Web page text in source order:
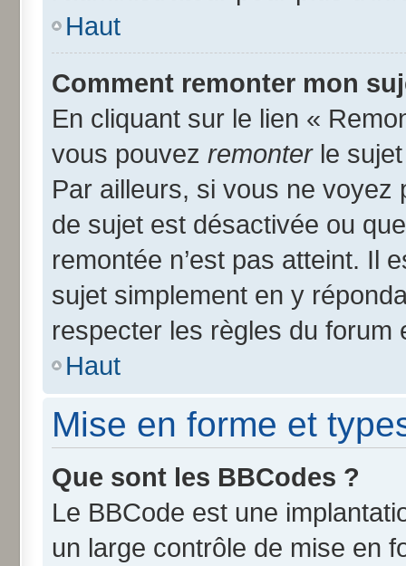
Haut
Comment remonter mon
En cliquant sur le lien «
vous pouvez remonterle sujet
Par ailleurs, si vous ne voyez
de sujet est désactivée ou
remontée n’est pas atteint. Il
sujet simplement en y
respecter les règles du forum
Haut
Mise en forme et
Que sont les BBCodes ?
Le BBCode est une
un large contrôle de mise en